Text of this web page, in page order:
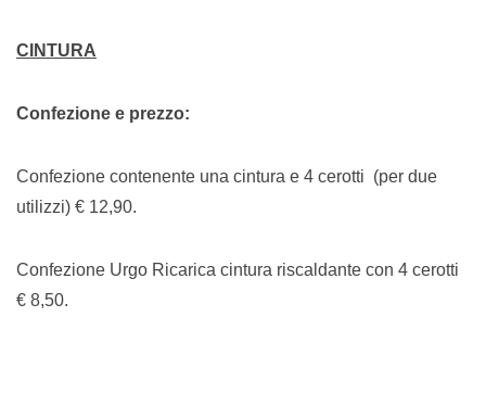
CINTURA
Confezione e prezzo:
Confezione contenente una cintura e 4 cerotti (per due
utilizzi) € 12,90.
Confezione Urgo Ricarica cintura riscaldante con 4 cerotti
€ 8,50.